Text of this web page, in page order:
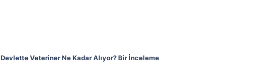
Devlette Veteriner Ne Kadar Alıyor? Bir İnceleme